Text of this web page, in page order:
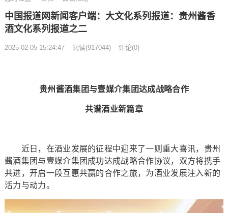
中国报道网新闻客户端：大文化系列报道：贵州酱香
酒文化系列报道之二
2025-02-05 15:24:47 阅读(917044) 评论(0)
贵州酱酒集团与壹媒介集团达成战略合作
共谱酒业新篇章
近日，在酒业发展的征程中迎来了一则重大喜讯，贵州
酱酒集团与壹媒介集团成功达成战略合作协议，双方将携手
共进，开启一段互惠共赢的合作之旅，为酒业发展注入新的
活力与动力。